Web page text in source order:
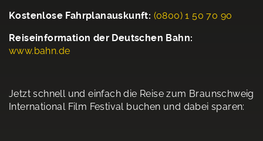
Kostenlose Fahrplanauskunft: (0800) 1 50 70 90
Reiseinformation der Deutschen Bahn:
www.bahn.de
Jetzt schnell und einfach die Reise zum Braunschweig
International Film Festival buchen und dabei sparen: